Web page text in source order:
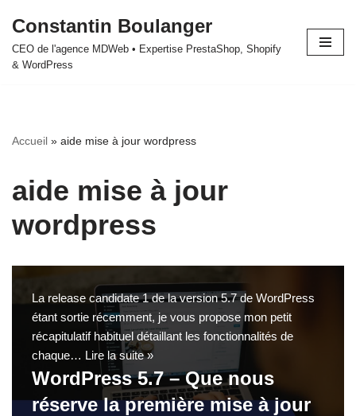
Aller
au
Constantin Boulanger
CEO de l'agence MDWeb • Expertise PrestaShop, Shopify
& WordPress
Accueil » aide mise à jour wordpress
aide mise à jour
wordpress
La release candidate 1 de la version 5.7 de WordPress
étant sortie récemment, je vous propose mon petit
récapitulatif habituel détaillant les fonctionnalités de
chaque… Lire la suite »
WordPress 5.7 – Que nous
réserve la première mise à jour